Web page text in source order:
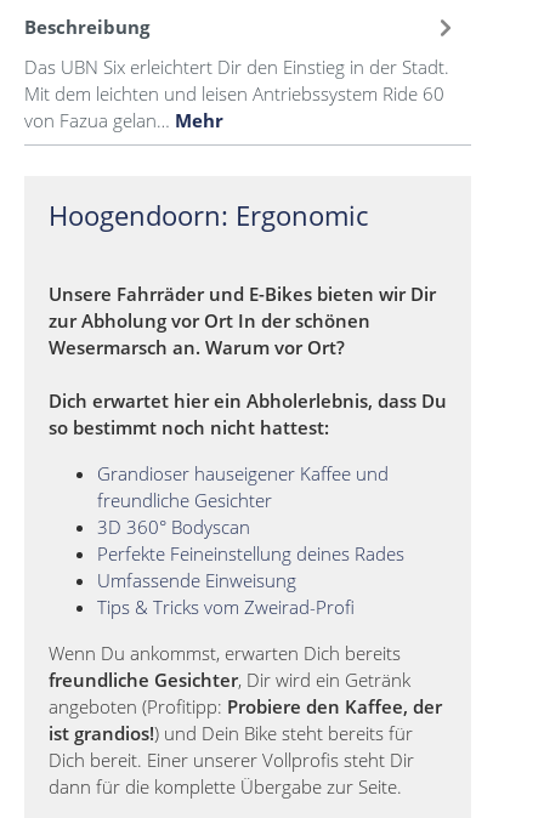
Beschreibung
Das UBN Six erleichtert Dir den Einstieg in der Stadt.
Mit dem leichten und leisen Antriebssystem Ride 60
von Fazua gelan… Mehr
Hoogendoorn: Ergonomic
Unsere Fahrräder und E-Bikes bieten wir Dir
zur Abholung vor Ort In der schönen
Wesermarsch an. Warum vor Ort?
Dich erwartet hier ein Abholerlebnis, dass Du
so bestimmt noch nicht hattest:
Grandioser hauseigener Kaffee und
freundliche Gesichter
3D 360° Bodyscan
Perfekte Feineinstellung deines Rades
Umfassende Einweisung
Tips & Tricks vom Zweirad-Profi
Wenn Du ankommst, erwarten Dich bereits
freundliche Gesichter, Dir wird ein Getränk
angeboten (Profitipp: Probiere den Kaffee, der
ist grandios!) und Dein Bike steht bereits für
Dich bereit. Einer unserer Vollprofis steht Dir
dann für die komplette Übergabe zur Seite.